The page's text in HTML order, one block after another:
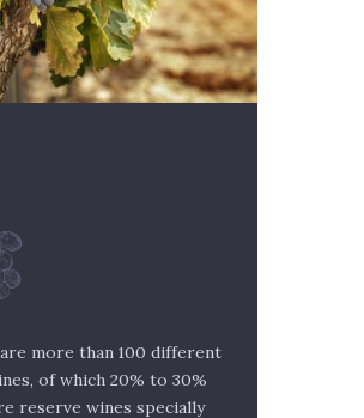
more than 100 different
of which 20% to 30%
reserve wines specially